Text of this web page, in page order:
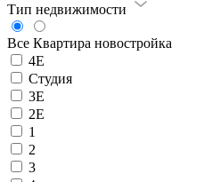
Тип недвижимости
Все Квартира новостройка
4Е
Студия
3Е
2Е
1
2
3